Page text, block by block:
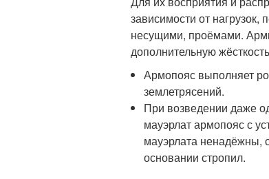
зависимости от
несущими, проёмами.
дополнительную
Армопояс выполняет
землетрясений.
При возведении даже
мауэрлат армопояс с
мауэрлата ненадёжны,
основании стропил.